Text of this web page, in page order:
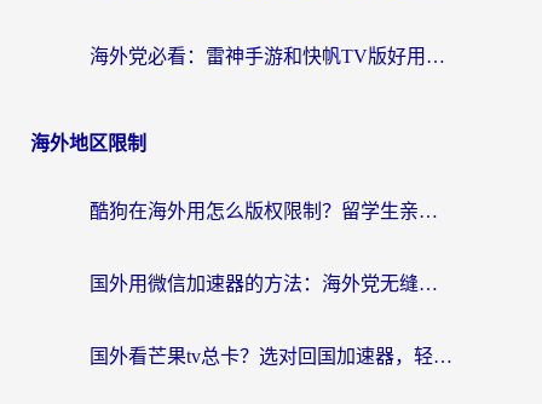
海外党必看：雷神手游和快帆TV版好用吗？3步选对回国加速器不踩坑
海外地区限制
酷狗在海外用怎么版权限制？留学生亲测：3步解决听国内音乐难题
国外用微信加速器的方法：海外党无缝连接国内生活的实用指南
国外看芒果tv总卡？选对回国加速器，轻松追《浪姐》不费劲